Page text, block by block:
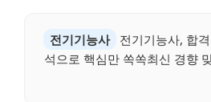
전기기능사
전기기능사, 합
석으로 핵심만 쏙쏙최신 경향